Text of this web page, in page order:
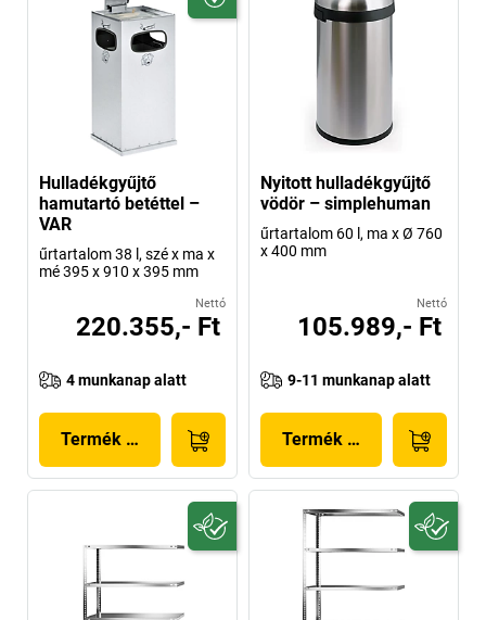
Hulladékgyűjtő
hamutartó betéttel –
VAR
űrtartalom 38 l, szé x ma x
mé 395 x 910 x 395 mm
Nettó
220.355,- Ft
4 munkanap alatt
Termék megjelenítése
Nyitott hulladékgyűjtő
vödör – simplehuman
űrtartalom 60 l, ma x Ø 760
x 400 mm
Nettó
105.989,- Ft
9-11 munkanap alatt
Termék megjelenítése